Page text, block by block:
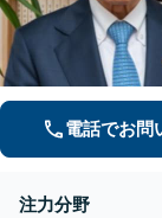
電話でお問
注力分野